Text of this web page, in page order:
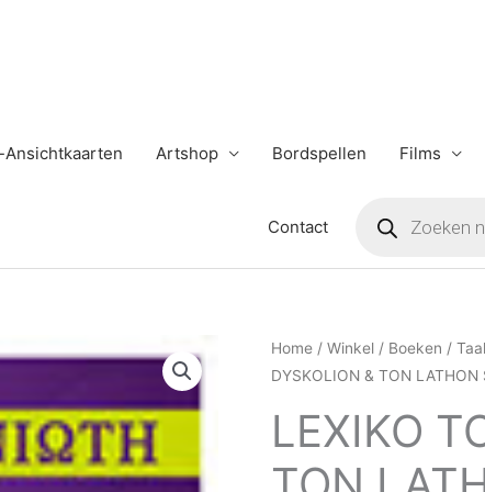
Ansichtkaarten Artshop Bordspellen Films
Contact
Home / Winkel / Boeken /
DYSKOLION & TON LATHON
LEXIKO
LEXIKO
TON
TON